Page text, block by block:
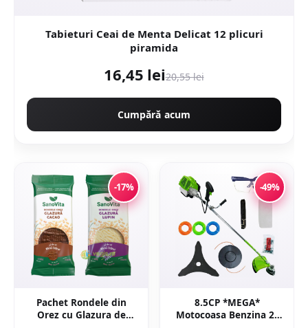
Tabieturi Ceai de Menta Delicat 12 plicuri
piramida
16,45 lei20,55 lei
Cumpără acum
-17%
Pachet Rondele din
Orez cu Glazura de
-49%
8.5CP *MEGA*
Motocoasa Benzina 2t